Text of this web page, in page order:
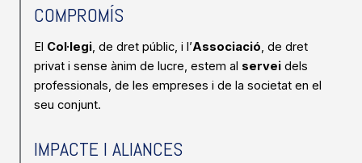
COMPROMÍS
El Col·legi, de dret públic, i l’Associació, de dret
privat i sense ànim de lucre, estem al servei dels
professionals, de les empreses i de la societat en el
seu conjunt.
IMPACTE I ALIANCES